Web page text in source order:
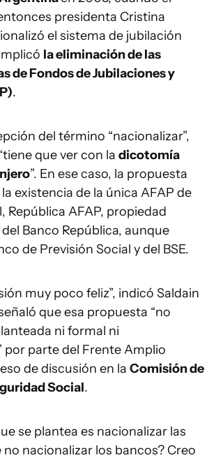
presidenta Cristina
el sistema de jubilación
la eliminación de las
de Fondos de Jubilaciones y
.
del término “nacionalizar”,
que ver con la dicotomía
”. En ese caso, la propuesta
existencia de la única AFAP de
República AFAP, propiedad
Banco República, aunque
de Previsión Social y del BSE.
muy poco feliz”, indicó Saldain
que esa propuesta “no
ni formal ni
por parte del Frente Amplio
de discusión en la Comisión de
Social.
se plantea es nacionalizar las
no nacionalizar los bancos? Creo